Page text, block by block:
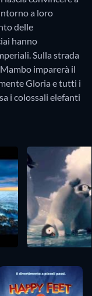
a loro
delle
hanno
Sulla strada
imparerà il
Gloria e tutti i
i colossali elefanti